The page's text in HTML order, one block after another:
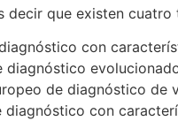
decir que existen cuatro
con
diagnóstico
de diagnóstico de
diagnóstico con